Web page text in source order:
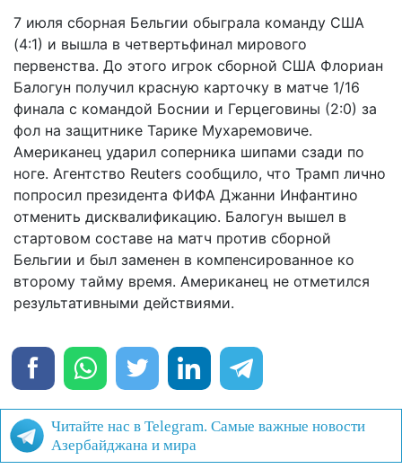
7 июля сборная Бельгии обыграла команду США
(4:1) и вышла в четвертьфинал мирового
первенства. До этого игрок сборной США Флориан
Балогун получил красную карточку в матче 1/16
финала с командой Боснии и Герцеговины (2:0) за
фол на защитнике Тарике Мухаремовиче.
Американец ударил соперника шипами сзади по
ноге. Агентство Reuters сообщило, что Трамп лично
попросил президента ФИФА Джанни Инфантино
отменить дисквалификацию. Балогун вышел в
стартовом составе на матч против сборной
Бельгии и был заменен в компенсированное ко
второму тайму время. Американец не отметился
результативными действиями.
Читайте нас в Telegram. Самые важные новости
Азербайджана и мира